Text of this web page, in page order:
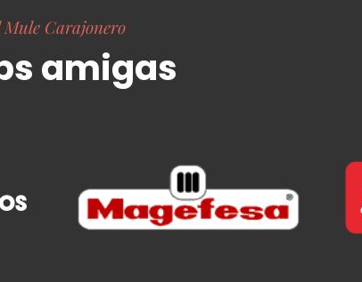
Mule Carajonero
amigas